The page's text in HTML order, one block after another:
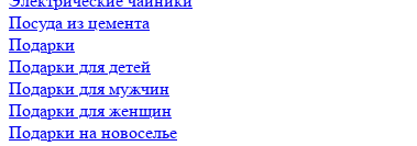
Посуда из цемента
Подарки
Подарки для детей
Подарки для мужчин
Подарки для женщин
Подарки на новоселье